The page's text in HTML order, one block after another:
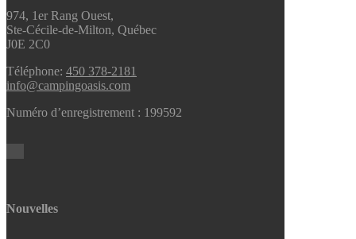
974, 1er Rang Ouest,
Ste-Cécile-de-Milton, Québec
J0E 2C0
Téléphone: 450 378-2181
info@campingoasis.com
Numéro d’enregistrement : 199592
Nouvelles